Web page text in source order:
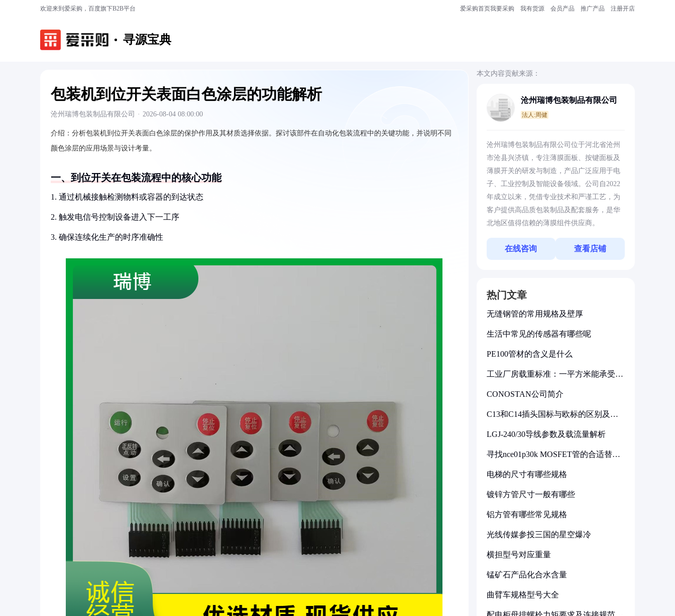
欢迎来到爱采购，百度旗下B2B平台 爱采购首页我要采购 我有货源 会员产品 推广产品 注册开店
寻源宝典
包装机到位开关表面白色涂层的功能解析
沧州瑞博包装制品有限公司 · 2026-08-04 08:00:00
介绍： 分析包装机到位开关表面白色涂层的保护作用及其材质选择依据。探讨该部件在自动化包装流程中的关键功能，并说明不同
颜色涂层的应用场景与设计考量。
一、到位开关在包装流程中的核心功能
1. 通过机械接触检测物料或容器的到达状态
2. 触发电信号控制设备进入下一工序
3. 确保连续化生产的时序准确性
本文内容贡献来源：
沧州瑞博包装制品有限公司
法人:周健
沧州瑞博包装制品有限公司位于河北省沧州
市沧县兴济镇，专注薄膜面板、按键面板及
薄膜开关的研发与制造，产品广泛应用于电
子、工业控制及智能设备领域。公司自2022
年成立以来，凭借专业技术和严谨工艺，为
客户提供高品质包装制品及配套服务，是华
北地区值得信赖的薄膜组件供应商。
在线咨询 查看店铺
热门文章
无缝钢管的常用规格及壁厚
生活中常见的传感器有哪些呢
PE100管材的含义是什么
工业厂房载重标准：一平方米能承受多
CONOSTAN公司简介
C13和C14插头国标与欧标的区别及其
LGJ-240/30导线参数及载流量解析
寻找nce01p30k MOSFET管的合适替代
电梯的尺寸有哪些规格
镀锌方管尺寸一般有哪些
铝方管有哪些常见规格
光线传媒参投三国的星空爆冷
横担型号对应重量
锰矿石产品化合水含量
曲臂车规格型号大全